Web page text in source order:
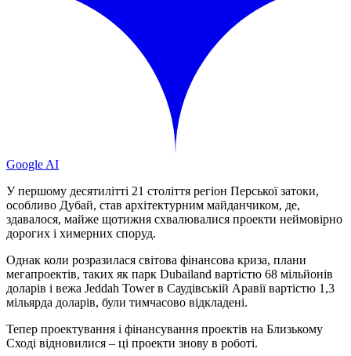
Google AI
У першому десятилітті 21 століття регіон Перської затоки,
особливо Дубай, став архітектурним майданчиком, де,
здавалося, майже щотижня схвалювалися проекти неймовірно
дорогих і химерних споруд.
Однак коли розразилася світова фінансова криза, плани
мегапроектів, таких як парк Dubailand вартістю 68 мільйонів
доларів і вежа Jeddah Tower в Саудівській Аравії вартістю 1,3
мільярда доларів, були тимчасово відкладені.
Тепер проектування і фінансування проектів на Близькому
Сході відновилися – ці проекти знову в роботі.